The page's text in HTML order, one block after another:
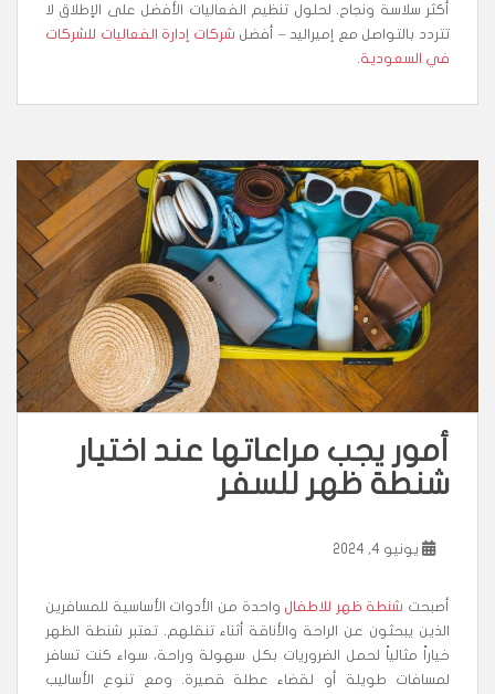
أكثر سلاسة ونجاح. لحلول تنظيم الفعاليات الأفضل على الإطلاق لا
تتردد بالتواصل مع إميراليد – أفضل شركات إدارة الفعاليات للشركات
في السعودية
أمور يجب مراعاتها عند اختيار
شنطة ظهر للسفر
يونيو 4, 2024
أصبحت شنطة ظهر للاطفال واحدة من الأدوات الأساسية للمسافرين
الذين يبحثون عن الراحة والأناقة أثناء تنقلهم. تعتبر شنطة الظهر
خياراً مثالياً لحمل الضروريات بكل سهولة وراحة، سواء كنت تسافر
لمسافات طويلة أو لقضاء عطلة قصيرة. ومع تنوع الأساليب